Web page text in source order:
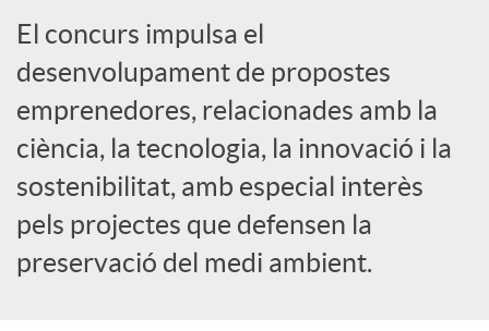
a
d
o
r
El concurs impulsa el
desenvolupament de propostes
emprenedores, relacionades amb la
ciència, la tecnologia, la innovació i la
sostenibilitat, amb especial interès
pels projectes que defensen la
preservació del medi ambient.